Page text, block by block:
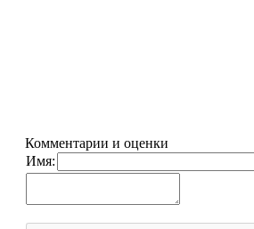
Комментарии и оценки
Имя: